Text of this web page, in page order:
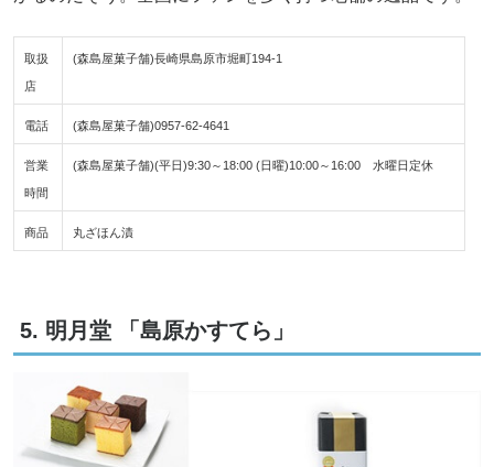
取扱
店
(森島屋菓子舗)長崎県島原市堀町194-1
電話 (森島屋菓子舗)0957-62-4641
営業
時間
(森島屋菓子舗)(平日)9:30～18:00 (日曜)10:00～16:00 水曜日定休
商品 丸ざほん漬
5. 明月堂 「島原かすてら」